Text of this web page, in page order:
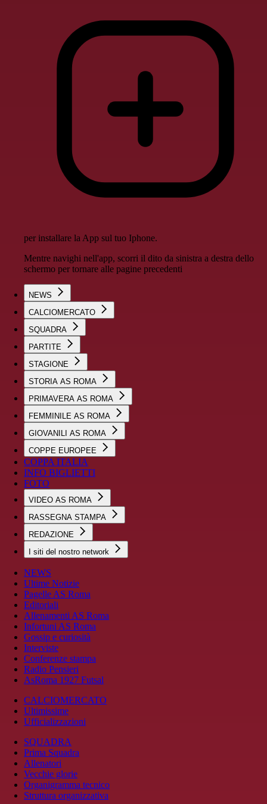
per installare la App sul tuo Iphone.
Mentre navighi nell'app, scorri il dito da sinistra a destra dello
schermo per tornare alle pagine precedenti
NEWS
CALCIOMERCATO
SQUADRA
PARTITE
STAGIONE
STORIA AS ROMA
PRIMAVERA AS ROMA
FEMMINILE AS ROMA
GIOVANILI AS ROMA
COPPE EUROPEE
COPPA ITALIA
INFO BIGLIETTI
FOTO
VIDEO AS ROMA
RASSEGNA STAMPA
REDAZIONE
I siti del nostro network
NEWS
Ultime Notizie
Pagelle AS Roma
Editoriali
Allenamenti AS Roma
Infortuni AS Roma
Gossip e curiosità
Interviste
Conferenze stampa
Radio Pensieri
AsRoma 1927 Futsal
CALCIOMERCATO
Ultimissime
Ufficializzazioni
SQUADRA
Prima Squadra
Allenatori
Vecchie glorie
Organigramma tecnico
Struttura organizzativa